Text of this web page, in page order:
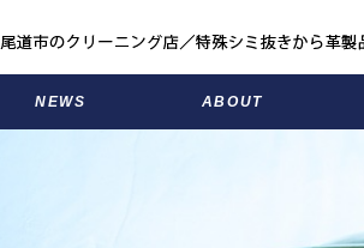
お知らせ
NEWS アメリカヤのこと
ABOUT